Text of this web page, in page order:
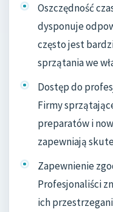
Oszczędność
dysponuje
często jest
sprzątania we
Dostęp do
Firmy
preparatów i
zapewniają
Zapewnienie
Profesjonaliści
ich